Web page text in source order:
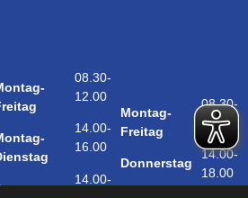
08.30-
12.00
14.00-
16.00
14.00-
Montag-
Freitag
Donnerstag
08.30-
12.00
14.00-
18.00